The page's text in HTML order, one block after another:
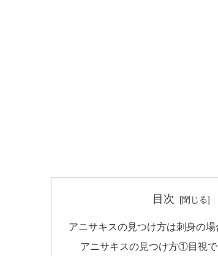
目次
アニサキスの見つけ方は刺身の場
アニサキスの見つけ方①目視